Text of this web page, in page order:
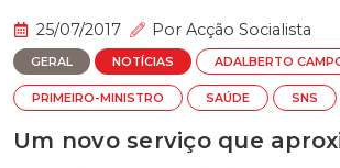
25/07/2017 Por Acção Socialista
GERAL NOTÍCIAS ADALBERTO
PRIMEIRO-MINISTRO SAÚDE SNS
Um novo serviço que